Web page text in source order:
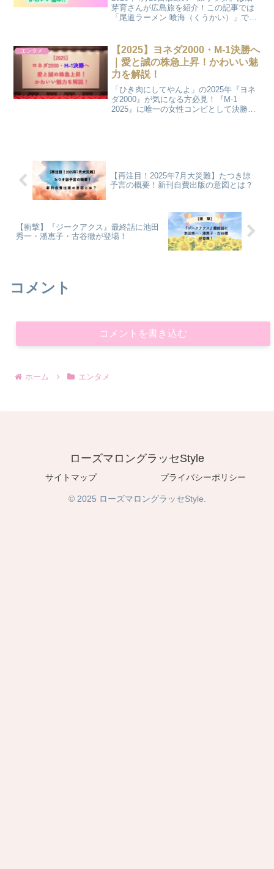
芽育さんが広島旅を紹介！この記事では
「尾道ラーメン 喰海（くうかい）」での
します！
エンタメ
【2025】ヨネダ2000・M-1決勝へ
｜愛と誠の株急上昇！かわいい魅
力を解説！
「ひき肉にしてやんよ」の2025年『ヨネ
ダ2000』が気になる方必見！『M-1
2025』に唯一の女性コンビとして決勝進
【再注目！2025年7月大災難】たつき諒
予言の概要！新刊自費出版の意図とは？
【衝撃】『ジークアクス』最終話に池田
秀一・潘恵子・古谷徹が登場！
コメント
コメントを書き込む
ホーム エンタメ
ローズマロングラッセStyle
サイトマップ プライバシーポリシー
© 2025 ローズマロングラッセStyle.